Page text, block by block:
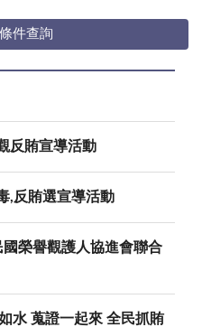
件查詢
反賄宣導活動
,反賄選宣導活動
榮譽觀護人協進會聯合
水 蒐證一起來 全民抓賄